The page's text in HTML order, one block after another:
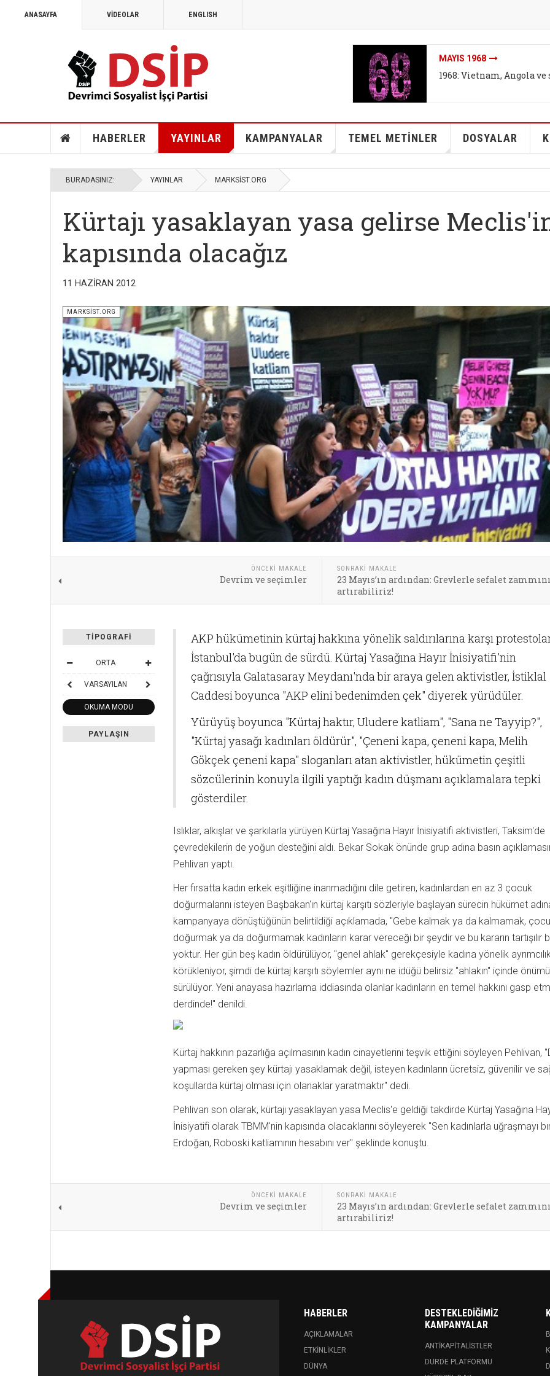
ANASAYFA VİDEOLAR ENGLISH
MAYIS 1968
1968: Vietnam, Angola ve savaş karşıtları
İKLIMI DEĞIL SISTEMI
İklim mitleri I -
HABERLER YAYINLAR KAMPANYALAR TEMEL METİNLER DOSYALAR
BURADASINIZ: YAYINLAR MARKSİST.ORG
Kürtajı yasaklayan yasa gelirse
kapısında olacağız
11 HAZIRAN 2012
MARKSİST.ORG
ÖNCEKI MAKALE
Devrim ve seçimler
SONRAKI MAKALE
23 Mayıs’ın ardından: Grevlerle sefalet
artırabiliriz!
TIPOGRAFI
ORTA
VARSAYILAN
OKUMA MODU
PAYLAŞIN
AKP hükümetinin kürtaj hakkına yönelik saldırılarına karşı
İstanbul'da bugün de sürdü. Kürtaj Yasağına Hayır İnisiyatifi'nin
çağrısıyla Galatasaray Meydanı'nda bir araya gelen aktivistler, İstiklal
Caddesi boyunca "AKP elini bedenimden çek" diyerek yürüdüler.
Yürüyüş boyunca "Kürtaj haktır, Uludere katliam", "Sana ne Tayyip?",
"Kürtaj yasağı kadınları öldürür", "Çeneni kapa, çeneni kapa, Melih
Gökçek çeneni kapa" sloganları atan aktivistler, hükümetin çeşitli
sözcülerinin konuyla ilgili yaptığı kadın düşmanı açıklamalara tepki
gösterdiler.
Islıklar, alkışlar ve şarkılarla yürüyen Kürtaj Yasağına Hayır İnisiyatifi aktivistleri, Taksim'de
çevredekilerin de yoğun desteğini aldı. Bekar Sokak önünde grup adına basın
Pehlivan yaptı.
Her fırsatta kadın erkek eşitliğine inanmadığını dile getiren, kadınlardan en az 3 çocuk
doğurmalarını isteyen Başbakan'ın kürtaj karşıtı sözleriyle başlayan sürecin hükümet
kampanyaya dönüştüğünün belirtildiği açıklamada, "Gebe kalmak ya da kalmamak,
doğurmak ya da doğurmamak kadınların karar vereceği bir şeydir ve bu kararın tartışılır
yoktur. Her gün beş kadın öldürülüyor, "genel ahlak" gerekçesiyle kadına yönelik
körükleniyor, şimdi de kürtaj karşıtı söylemler aynı ne idüğü belirsiz "ahlakın" içinde
sürülüyor. Yeni anayasa hazırlama iddiasında olanlar kadınların en temel hakkını gasp
derdinde!" denildi.
Kürtaj hakkının pazarlığa açılmasının kadın cinayetlerini teşvik ettiğini söyleyen Pehlivan,
yapması gereken şey kürtajı yasaklamak değil, isteyen kadınların ücretsiz, güvenilir ve
koşullarda kürtaj olması için olanaklar yaratmaktır" dedi.
Pehlivan son olarak, kürtajı yasaklayan yasa Meclis'e geldiği takdirde Kürtaj Yasağına
İnisiyatifi olarak TBMM'nin kapısında olacaklarını söyleyerek "Sen kadınlarla uğraşmayı
Erdoğan, Roboski katliamının hesabını ver" şeklinde konuştu.
ÖNCEKI MAKALE
Devrim ve seçimler
SONRAKI MAKALE
23 Mayıs’ın ardından: Grevlerle sefalet
artırabiliriz!
HABERLER
AÇIKLAMALAR
ETKINLIKLER
DÜNYA
DESTEKLEDIĞIMIZ
KAMPANYALAR
ANTIKAPITALISTLER
DURDE PLATFORMU